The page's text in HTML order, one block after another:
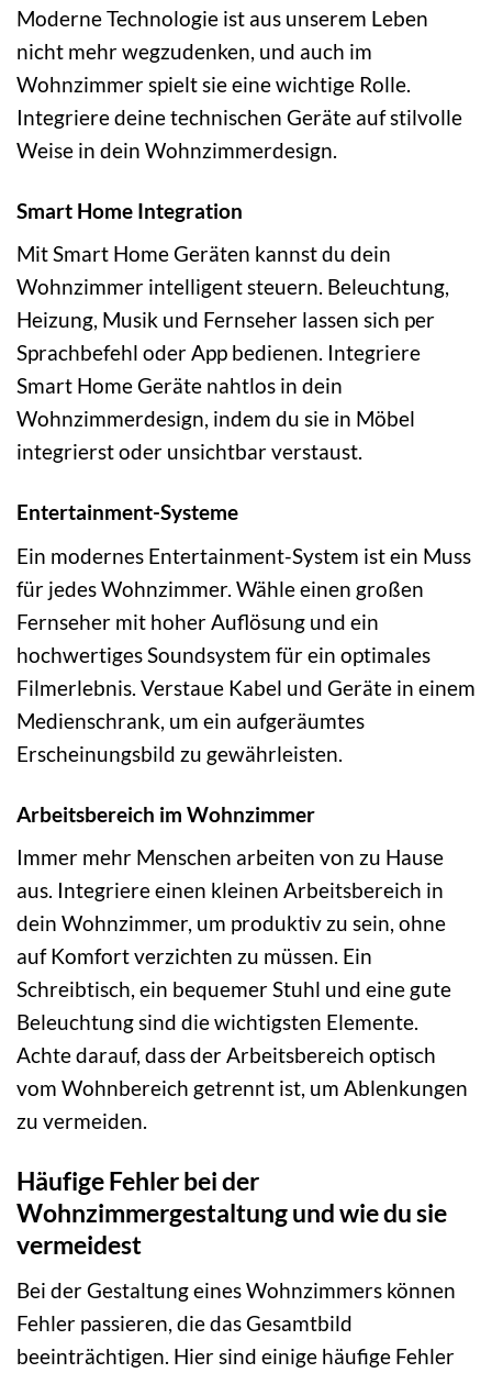
Moderne Technologie ist aus unserem Leben
nicht mehr wegzudenken, und auch im
Wohnzimmer spielt sie eine wichtige Rolle.
Integriere deine technischen Geräte auf stilvolle
Weise in dein Wohnzimmerdesign.
Smart Home Integration
Mit Smart Home Geräten kannst du dein
Wohnzimmer intelligent steuern. Beleuchtung,
Heizung, Musik und Fernseher lassen sich per
Sprachbefehl oder App bedienen. Integriere
Smart Home Geräte nahtlos in dein
Wohnzimmerdesign, indem du sie in Möbel
integrierst oder unsichtbar verstaust.
Entertainment-Systeme
Ein modernes Entertainment-System ist ein Muss
für jedes Wohnzimmer. Wähle einen großen
Fernseher mit hoher Auflösung und ein
hochwertiges Soundsystem für ein optimales
Filmerlebnis. Verstaue Kabel und Geräte in einem
Medienschrank, um ein aufgeräumtes
Erscheinungsbild zu gewährleisten.
Arbeitsbereich im Wohnzimmer
Immer mehr Menschen arbeiten von zu Hause
aus. Integriere einen kleinen Arbeitsbereich in
dein Wohnzimmer, um produktiv zu sein, ohne
auf Komfort verzichten zu müssen. Ein
Schreibtisch, ein bequemer Stuhl und eine gute
Beleuchtung sind die wichtigsten Elemente.
Achte darauf, dass der Arbeitsbereich optisch
vom Wohnbereich getrennt ist, um Ablenkungen
zu vermeiden.
Häufige Fehler bei der
Wohnzimmergestaltung und wie du sie
vermeidest
Bei der Gestaltung eines Wohnzimmers können
Fehler passieren, die das Gesamtbild
beeinträchtigen. Hier sind einige häufige Fehler